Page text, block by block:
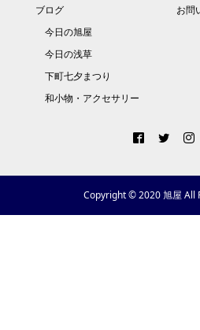
ブログ
今日の旭屋
今日の浅草
下町七夕まつり
和小物・アクセサリー
お問
Copyright © 2020 旭屋 All